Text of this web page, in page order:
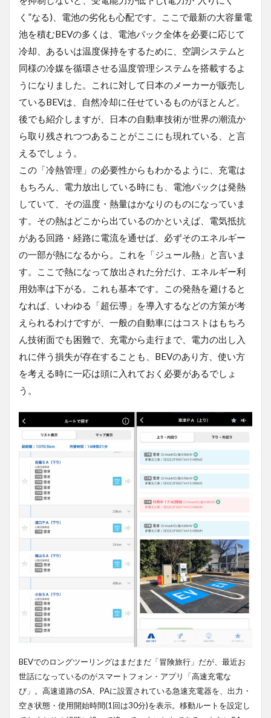
く”なる)、電池の劣化も心配です。ここで最新の大容量電
池を積むBEVの多くは、電池パック全体を必要に応じて
冷却、あるいは温度保持をするために、空調システムと
同様の冷媒を循環させる温度管理システムを搭載するよ
うになりました。これに対して日本のメーカーが販売し
ているBEVは、自然冷却に任せているものがほとんど。
後でも紹介しますが、日本の自動車技術が世界の潮流か
ら取り残されつつあることがここにも現れている、と言
えるでしょう。
この「冷熱管理」の必要性からもわかるように、充電は
もちろん、電力放出している時にも、電池パックは発熱
していて、その温度・熱量はかなりのものになっていま
す。その熱はどこから出ているのかといえば、電気抵抗
がある回路・経路に電流を通せば、必ずそのエネルギー
の一部が熱になるから。これを「ジュール熱」と言いま
す。ここで熱になって放出された分だけ、エネルギー利
用効率は下がる。これも基本です。この発熱を避けると
なれば、いわゆる「超伝導」を導入するなどの方策が考
えられるわけですが、一般の自動車にはコストはもちろ
ん技術面でも困難で、充電から走行まで、電力の出し入
れに伴う損失が存在することも、BEVのあり方、使い方
を考える時に一応は頭に入れておく必要があるでしょ
う。
BEVでのロングツーリングはまだまだ「冒険旅行」だが、最近お
世話になっているのがスマートフォン・アプリ「高速充電な
び」。高速道路のSA、PAに設置されている急速充電器を、出力・
空き状態・使用開始時間(1回は30分)を表示。移動ルートを設定し